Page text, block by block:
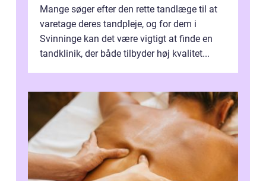
Mange søger efter den rette tandlæge til at
varetage deres tandpleje, og for dem i
Svinninge kan det være vigtigt at finde en
tandklinik, der både tilbyder høj kvalitet...